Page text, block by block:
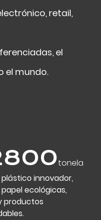
retail,
el
el mundo.
ton
innovador,
ecológicas,
productos